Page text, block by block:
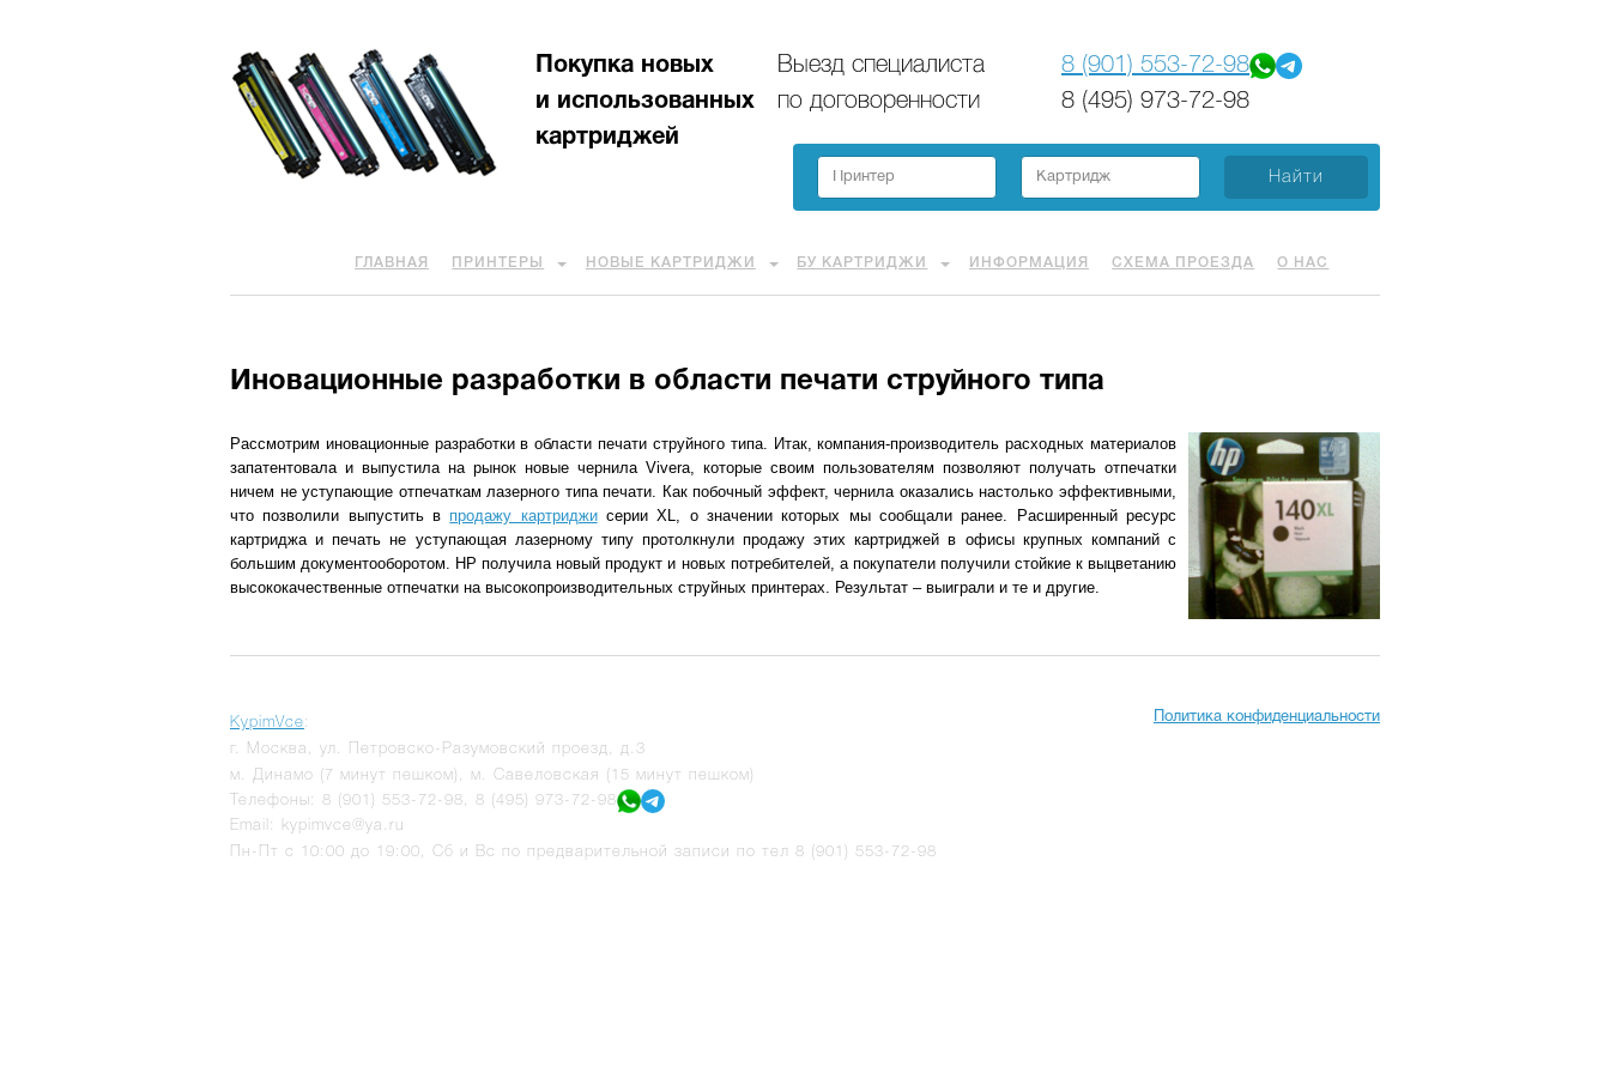
Покупка новых
и использованных
картриджей
Выезд специалиста
по договоренности
8 (901) 553-72-98
8 (495) 973-72-98
ГЛАВНАЯ ПРИНТЕРЫ НОВЫЕ КАРТРИДЖИ БУ КАРТРИДЖИ ИНФОРМАЦИЯ СХЕМА ПРОЕЗДА О НАС
Иновационные разработки в области печати струйного типа
Рассмотрим иновационные разработки в области печати струйного типа. Итак, компания-производитель расходных материалов
запатентовала и выпустила на рынок новые чернила Vivera, которые своим пользователям позволяют получать отпечатки
ничем не уступающие отпечаткам лазерного типа печати. Как побочный эффект, чернила оказались настолько эффективными,
что позволили выпустить в продажу картриджисерии XL, о значении которых мы сообщали ранее. Расширенный ресурс
картриджа и печать не уступающая лазерному типу протолкнули продажу этих картриджей в офисы крупных компаний с
большим документооборотом. HP получила новый продукт и новых потребителей, а покупатели получили стойкие к выцветанию
высококачественные отпечатки на высокопроизводительных струйных принтерах. Результат – выиграли и те и другие.
KypimVce:
г.
Москва
ул. Петровско-Разумовский проезд, д.3
м. Динамо (7 минут пешком), м. Савеловская (15 минут пешком)
Телефоны: 8 (901) 553-72-98
8 (495) 973-72-98
Email: kypimvce@ya.ru
Пн-Пт с 10:00 до 19:00, Сб и Вс по предварительной записи по тел 8 (901) 553-72-98
Политика конфиденциальности